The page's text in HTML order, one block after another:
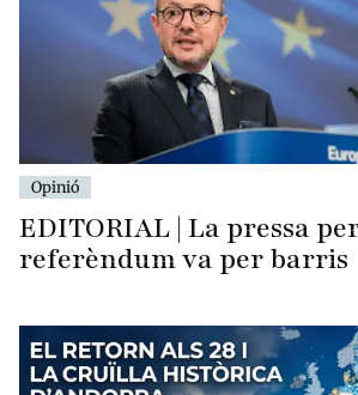
Opinió
EDITORIAL | La pressa
referèndum va per barris